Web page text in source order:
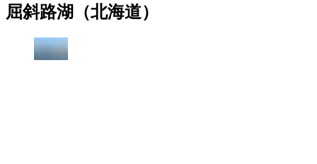
屈斜路湖（北海道）